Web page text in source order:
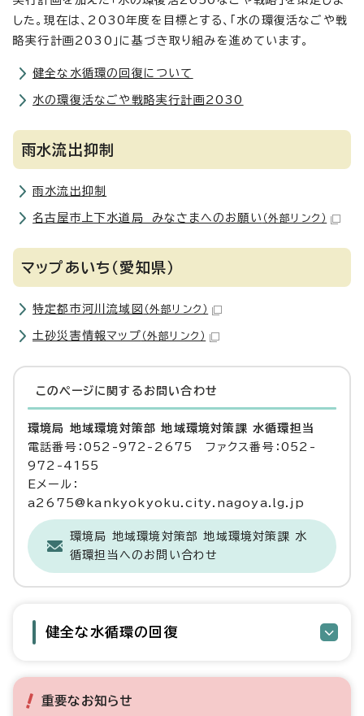
した。現在は、2030年度を目標とする、「水の環復活なごや戦
略実行計画2030」に基づき取り組みを進めています。
健全な水循環の回復について
水の環復活なごや戦略実行計画2030
雨水流出抑制
雨水流出抑制
名古屋市上下水道局 みなさまへのお願い （外部リンク）
マップあいち（愛知県）
特定都市河川流域図 （外部リンク）
土砂災害情報マップ （外部リンク）
このページに関する お問い合わせ
環境局 地域環境対策部 地域環境対策課 水循環担当
電話番号：052-972-2675 ファクス番号：052-
972-4155
Eメール：
a2675@kankyokyoku.city.nagoya.lg.jp
環境局 地域環境対策部 地域環境対策課 水
循環担当へのお問い合わせ
健全な水循環の回復
重要なお知らせ